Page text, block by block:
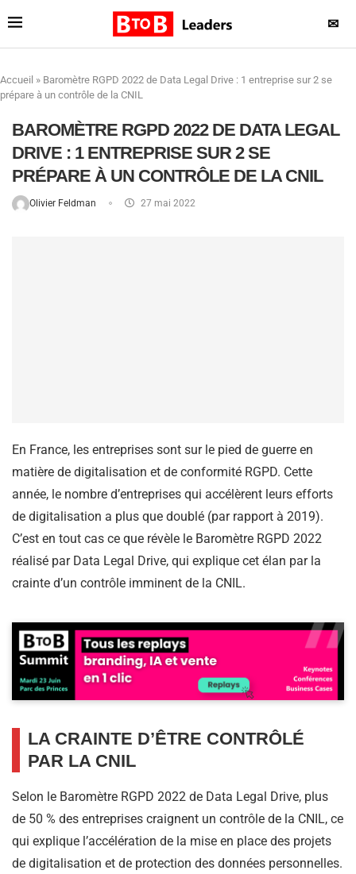
✉
Accueil » Baromètre RGPD 2022 de Data Legal Drive : 1 entreprise sur 2 se
prépare à un contrôle de la CNIL
BAROMÈTRE RGPD 2022 DE DATA LEGAL
DRIVE : 1 ENTREPRISE SUR 2 SE
PRÉPARE À UN CONTRÔLE DE LA CNIL
Olivier Feldman 27 mai 2022
En France, les entreprises sont sur le pied de guerre en
matière de digitalisation et de conformité RGPD. Cette
année, le nombre d’entreprises qui accélèrent leurs efforts
de digitalisation a plus que doublé (par rapport à 2019).
C’est en tout cas ce que révèle le Baromètre RGPD 2022
réalisé par Data Legal Drive, qui explique cet élan par la
crainte d’un contrôle imminent de la CNIL.
LA CRAINTE D’ÊTRE CONTRÔLÉ
PAR LA CNIL
Selon le Baromètre RGPD 2022 de Data Legal Drive, plus
de 50 % des entreprises craignent un contrôle de la CNIL, ce
qui explique l’accélération de la mise en place des projets
de digitalisation et de protection des données personnelles.